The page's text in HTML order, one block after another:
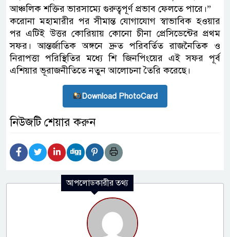
আঞ্চলিক শক্তির ভারসাম্যে গুরুত্বপূর্ণ প্রভাব ফেলতে পারে।”
করোনা মহামারীর পর সীমান্ত যোগাযোগ স্বাভাবিক হওয়ার
পর এটিই উত্তর কোরিয়ায় কোনো চীনা প্রেসিডেন্টের প্রথম
সফর। আন্তর্জাতিক অঙ্গনে দ্রুত পরিবর্তিত রাজনৈতিক ও
নিরাপত্তা পরিস্থিতির মধ্যে শি জিনপিংয়ের এই সফর পূর্ব
এশিয়ার ভূরাজনীতিতে নতুন আলোচনা তৈরি করেছে।
Download PhotoCard
নিউজটি শেয়ার করুন
আপলোডকারীর তথ্য